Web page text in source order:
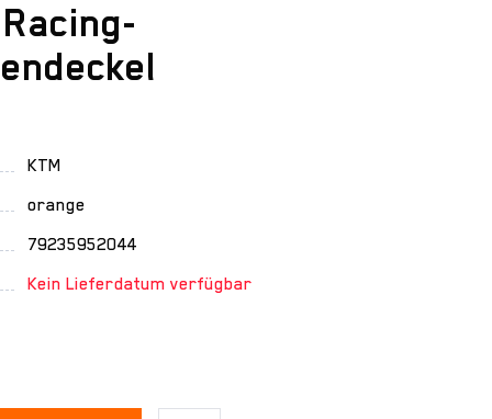
KTM
orange
79235952044
Kein Lieferdatum verfügbar